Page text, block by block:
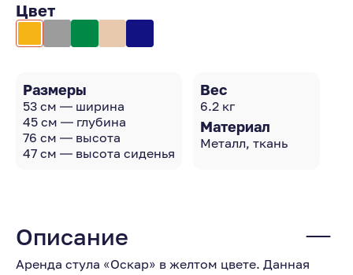
Цвет
Размеры
53 см — ширина
45 см — глубина
76 см — высота
47 см — высота сиденья
Вес
6.2 кг
Материал
Металл, ткань
Описание
Аренда стула «Оскар» в желтом цвете. Данная